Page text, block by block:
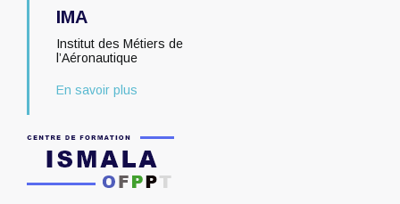
IMA
Institut des Métiers de
l’Aéronautique
En savoir plus